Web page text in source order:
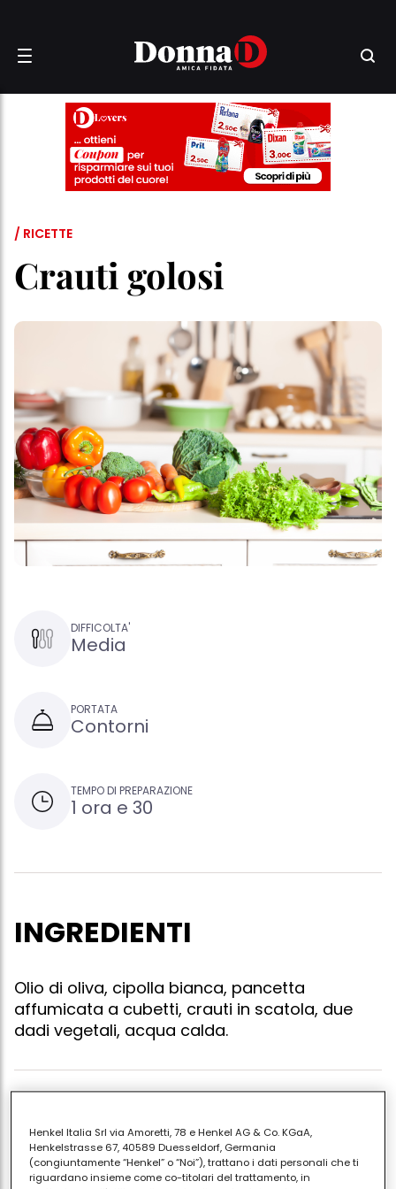
/ RICETTE
Crauti golosi
DIFFICOLTA'
Media
PORTATA
Contorni
TEMPO DI PREPARAZIONE
1 ora e 30
INGREDIENTI
Olio di oliva, cipolla bianca, pancetta
affumicata a cubetti, crauti in scatola, due
dadi vegetali, acqua calda.
pancetta, rosolare leggermente e versare una
confezione grande o due di quelle piccole di
crauti.mescolare bene ed aggiungere 250 ml di
Henkel Italia Srl via Amoretti, 78 e Henkel AG & Co. KGaA,
Henkelstrasse 67, 40589 Duesseldorf, Germania
(congiuntamente “Henkel” o “Noi”), trattano i dati personali che ti
riguardano insieme come co-titolari del trattamento, in